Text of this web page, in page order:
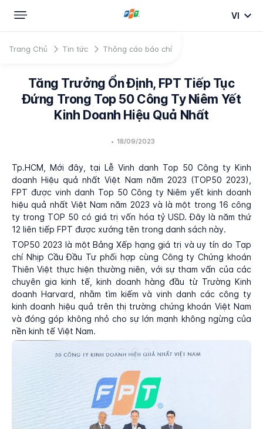
VI
Trang Chủ Tin tức Thông cáo báo chí
Tăng Trưởng Ổn Định, FPT Tiếp Tục
Đứng Trong Top 50 Công Ty Niêm Yết
Kinh Doanh Hiệu Quả Nhất
• 18/09/2023
Tp.HCM, Mới đây, tại Lễ Vinh danh Top 50 Công ty Kinh
doanh Hiệu quả nhất Việt Nam năm 2023 (TOP50 2023),
FPT được vinh danh Top 50 Công ty Niêm yết kinh doanh
hiệu quả nhất Việt Nam năm 2023 và là một trong 16 công
ty trong TOP 50 có giá trị vốn hóa tỷ USD. Đây là năm thứ
12 liên tiếp FPT được xướng tên trong danh sách này.
TOP50 2023 là một Bảng Xếp hạng giá trị và uy tín do Tạp
chí Nhịp Cầu Đầu Tư phối hợp cùng Công ty Chứng khoán
Thiên Việt thực hiện thường niên, với sự tham vấn của các
chuyên gia kinh tế, kinh doanh hàng đầu từ Trường Kinh
doanh Harvard, nhằm tìm kiếm và vinh danh các công ty
kinh doanh hiệu quả trên thị trường chứng khoán Việt Nam
và đóng góp không nhỏ cho sự lớn mạnh không ngừng của
nền kinh tế Việt Nam.